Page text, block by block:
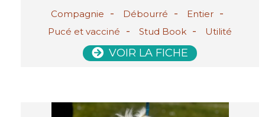
Compagnie - Débourré - Entier -
Pucé et vacciné - Stud Book - Utilité
VOIR LA FICHE